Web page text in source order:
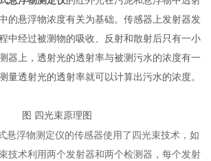
的悬浮物浓度有关为基础。传感器上发射器发
中经过被测物的吸收、反射和散射后只有一小
器上，透射光的透射率与被测污水的浓度有一
量透射光的透射率就可以计算出污水的浓度。
图 四光束原理图
悬浮物测定仪的传感器使用了四光束技术，如
技术利用两个发射器和两个检测器，每个发射